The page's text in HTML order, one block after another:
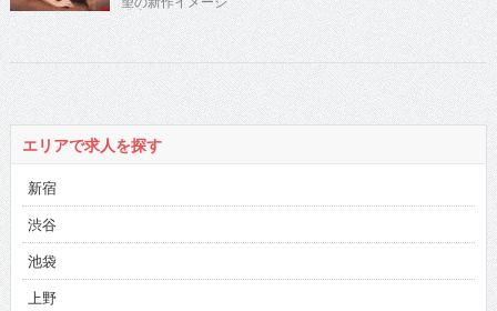
発売 志氏が時に優し
く、時に厳しく歯
切れよく人生指
エリアで求人を探す
新宿
渋谷
池袋
上野